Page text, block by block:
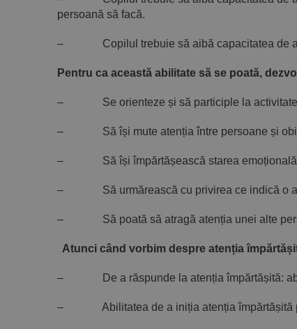
persoană să facă.
– Copilul trebuie să aibă capacitatea de a
Pentru ca această abilitate să se poată,
– Se orienteze și să participle la activitate
– Să își mute atenția între persoane și
– Să își împărtășească starea emoțională
– Să urmărească cu privirea ce indică o
– Să poată să atragă atenția unei alte
Atunci când vorbim despre atenția
– De a răspunde la atenția împărtășită:
– Abilitatea de a iniția atenția împărtășită